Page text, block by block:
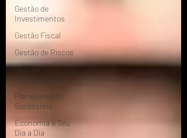
Gestão de
Investimentos
Gestão Fiscal
Gestão de Riscos
Gestão
Previdenciária
Planejamento
Sucessório
Economia e Seu
Dia a Dia